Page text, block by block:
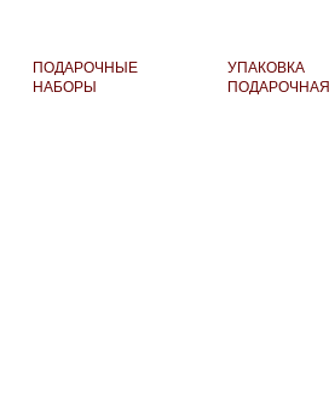
ПОДАРОЧНЫЕ
НАБОРЫ
УПАКОВКА
ПОДАРОЧНАЯ